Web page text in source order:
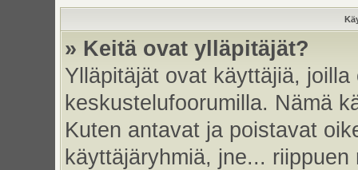
» Keitä ovat ylläpitäjät?
Ylläpitäjät ovat käyttäjiä,
keskustelufoorumilla. Nämä
Kuten antavat ja poistavat
käyttäjäryhmiä, jne...